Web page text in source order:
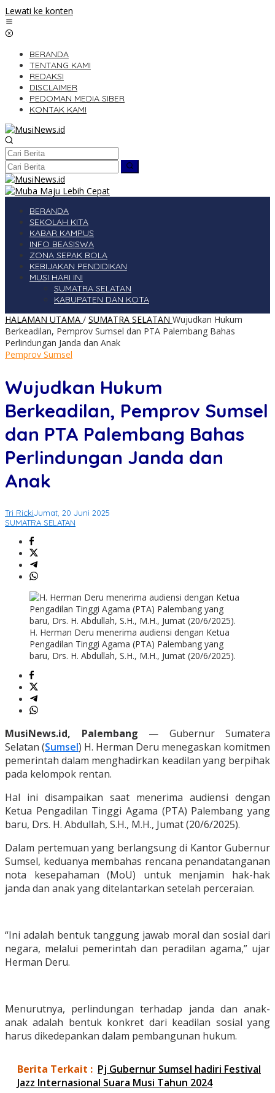
Lewati ke konten
BERANDA
TENTANG KAMI
REDAKSI
DISCLAIMER
PEDOMAN MEDIA SIBER
KONTAK KAMI
BERANDA
SEKOLAH KITA
KABAR KAMPUS
INFO BEASISWA
ZONA SEPAK BOLA
KEBIJAKAN PENDIDIKAN
MUSI HARI INI
SUMATRA SELATAN
KABUPATEN DAN KOTA
HALAMAN UTAMA / SUMATRA SELATAN Wujudkan Hukum
Berkeadilan, Pemprov Sumsel dan PTA Palembang Bahas
Perlindungan Janda dan Anak
Pemprov Sumsel
Wujudkan Hukum
Berkeadilan, Pemprov Sumsel
dan PTA Palembang Bahas
Perlindungan Janda dan
Anak
Tri RickiJumat, 20 Juni 2025
SUMATRA SELATAN
H. Herman Deru menerima audiensi dengan Ketua
Pengadilan Tinggi Agama (PTA) Palembang yang
baru, Drs. H. Abdullah, S.H., M.H., Jumat (20/6/2025).
MusiNews.id, Palembang — Gubernur Sumatera
Selatan (Sumsel) H. Herman Deru menegaskan komitmen
pemerintah dalam menghadirkan keadilan yang berpihak
pada kelompok rentan.
Hal ini disampaikan saat menerima audiensi dengan
Ketua Pengadilan Tinggi Agama (PTA) Palembang yang
baru, Drs. H. Abdullah, S.H., M.H., Jumat (20/6/2025).
Dalam pertemuan yang berlangsung di Kantor Gubernur
Sumsel, keduanya membahas rencana penandatanganan
nota kesepahaman (MoU) untuk menjamin hak-hak
janda dan anak yang ditelantarkan setelah perceraian.
“Ini adalah bentuk tanggung jawab moral dan sosial dari
negara, melalui pemerintah dan peradilan agama,” ujar
Herman Deru.
Menurutnya, perlindungan terhadap janda dan anak-
anak adalah bentuk konkret dari keadilan sosial yang
harus dikedepankan dalam pembangunan hukum.
Berita Terkait : Pj Gubernur Sumsel hadiri Festival
Jazz Internasional Suara Musi Tahun 2024